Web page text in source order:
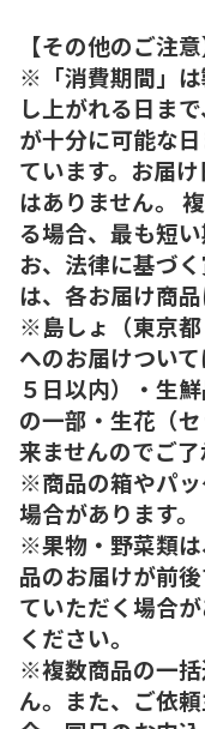
【その他のご注意
※「消費期間」
し上がれる日ま
が十分に可能な
ています。お届
はありません。
る場合、最も短
お、法律に基づ
は、各お届け商品
※島しょ（東京
へのお届けつい
５日以内）・生
の一部・生花（
来ませんのでご了
※商品の箱やパ
場合があります。
※果物・野菜類
品のお届けが前
ていただく場合
ください。
※複数商品の一
ん。また、ご依